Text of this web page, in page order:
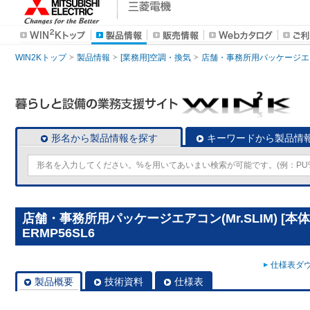
WIN2Kトップ 製品情報 [業務用]空調・換気 店舗・事務所用パッケージ
形名から製品情報を探す キーワードから製品情
店舗・事務所用パッケージエアコン(Mr.SLIM) [本
ERMP56SL6
仕様表ダ
製品概要 技術資料 仕様表